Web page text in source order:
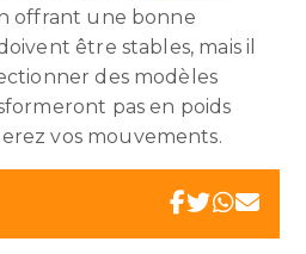
offrant une bonne
être stables, mais il
des modèles
pas en poids
vos mouvements.